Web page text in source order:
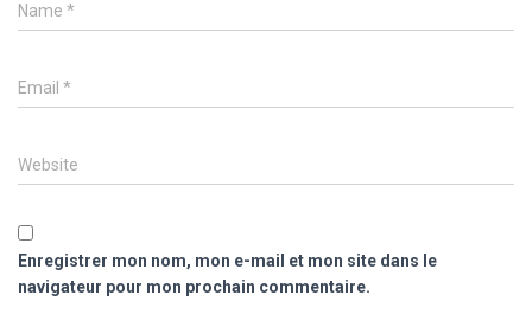
Name *
Email *
Website
Enregistrer mon nom, mon e-mail et mon site dans le
navigateur pour mon prochain commentaire.